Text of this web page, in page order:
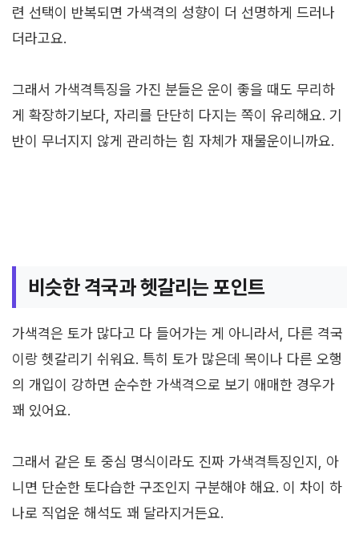
련 선택이 반복되면 가색격의 성향이 더 선명하게 드러나
더라고요.
그래서 가색격특징을 가진 분들은 운이 좋을 때도 무리하
게 확장하기보다, 자리를 단단히 다지는 쪽이 유리해요. 기
반이 무너지지 않게 관리하는 힘 자체가 재물운이니까요.
비슷한 격국과 헷갈리는 포인트
가색격은 토가 많다고 다 들어가는 게 아니라서, 다른 격국
이랑 헷갈리기 쉬워요. 특히 토가 많은데 목이나 다른 오행
의 개입이 강하면 순수한 가색격으로 보기 애매한 경우가
꽤 있어요.
그래서 같은 토 중심 명식이라도 진짜 가색격특징인지, 아
니면 단순한 토다습한 구조인지 구분해야 해요. 이 차이 하
나로 직업운 해석도 꽤 달라지거든요.